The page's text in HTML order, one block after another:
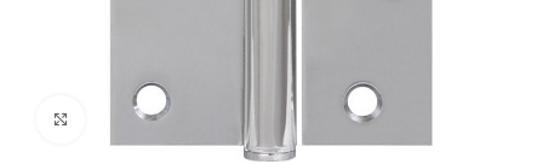
Нажмите, чтобы увеличить